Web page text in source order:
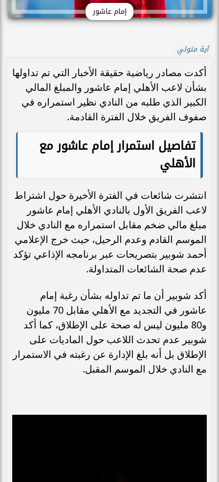
إمام عاشور
آية متولي
أكدت مصادر رياضية حقيقة الأخبار التي تم تداولها
بشأن لاعب الأهلي إمام عاشور والمبلغ المالي
الكبير الذي طلبه من النادي نظير استمراره في
صفوف الفريق خلال الفترة القادمة.
تفاصيل استمرار إمام عاشور مع
الأهلي
انتشرت شائعات في الفترة الأخيرة حول اشتراط
لاعب الفريق الأول بالنادي الأهلي إمام عاشور
مبلغ مالي ضخم مقابل استمراره مع النادي خلال
الموسم القادم وعدم الرحيل، حيث خرج الإعلامي
أحمد شوبير بتصريحات عبر برنامجه الإذاعي تؤكد
عدم صحة الشائعات المتداولة.
أكد شوبير أن ما تم تداوله بشأن رغبة إمام
عاشور في التجديد مع الأهلي مقابل 70 مليون
و80 مليون ليس له صحة على الإطلاق، كما أكد
شوبير عدم تحدث اللاعب حول الماديات على
الإطلاق بل أنه بلغ الإدارة عن رغبته في الاستمرار
مع النادي خلال الموسم المقبل.